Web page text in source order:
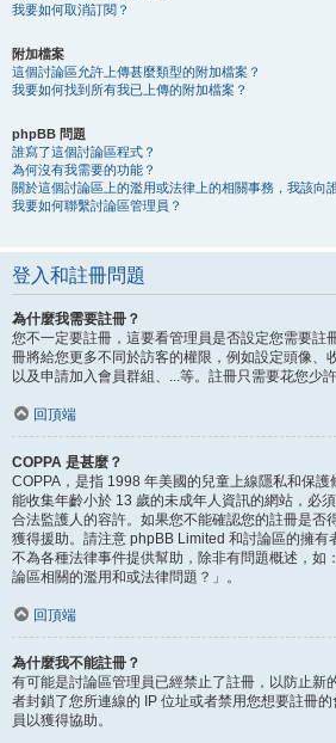
我要如何取消訂閱？
附加檔案
這個討論區允許上傳甚麼類型的附加檔案？
我要如何找到所有我已上傳的附加檔案？
phpBB 問題
誰寫了這個討論區程式？
為何沒有我需要的功能？
關於這個討論區上的濫用或法律上的相關事務，我該向
我要如何聯繫討論區管理員？
登入和註冊問題
為什麼我需要註冊？
您不一定要註冊，這要看管理員是否設定您需要註
冊將給您更多不同於訪客的權限，例如設定頭像、
以及申請加入會員群組、...等。註冊只需要花您少
回頂端
COPPA 是甚麼？
COPPA，是指 1998 年美國的兒童上線隱私和保
能收集年齡小於 13 歲的未成年人資訊的網站，必
合法監護人的容許。如果您不能確認您的註冊是否
獲得援助。請注意 phpBB Limited 和討論區的擁有
不為各種法律事件提供幫助，除非有問題概述，如
論區相關的濫用和或法律問題？」。
回頂端
為什麼我不能註冊？
有可能是討論區管理員已經禁止了註冊，以防止新
者封鎖了您所連線的 IP 位址或者禁用您想要註冊
員以獲得協助。